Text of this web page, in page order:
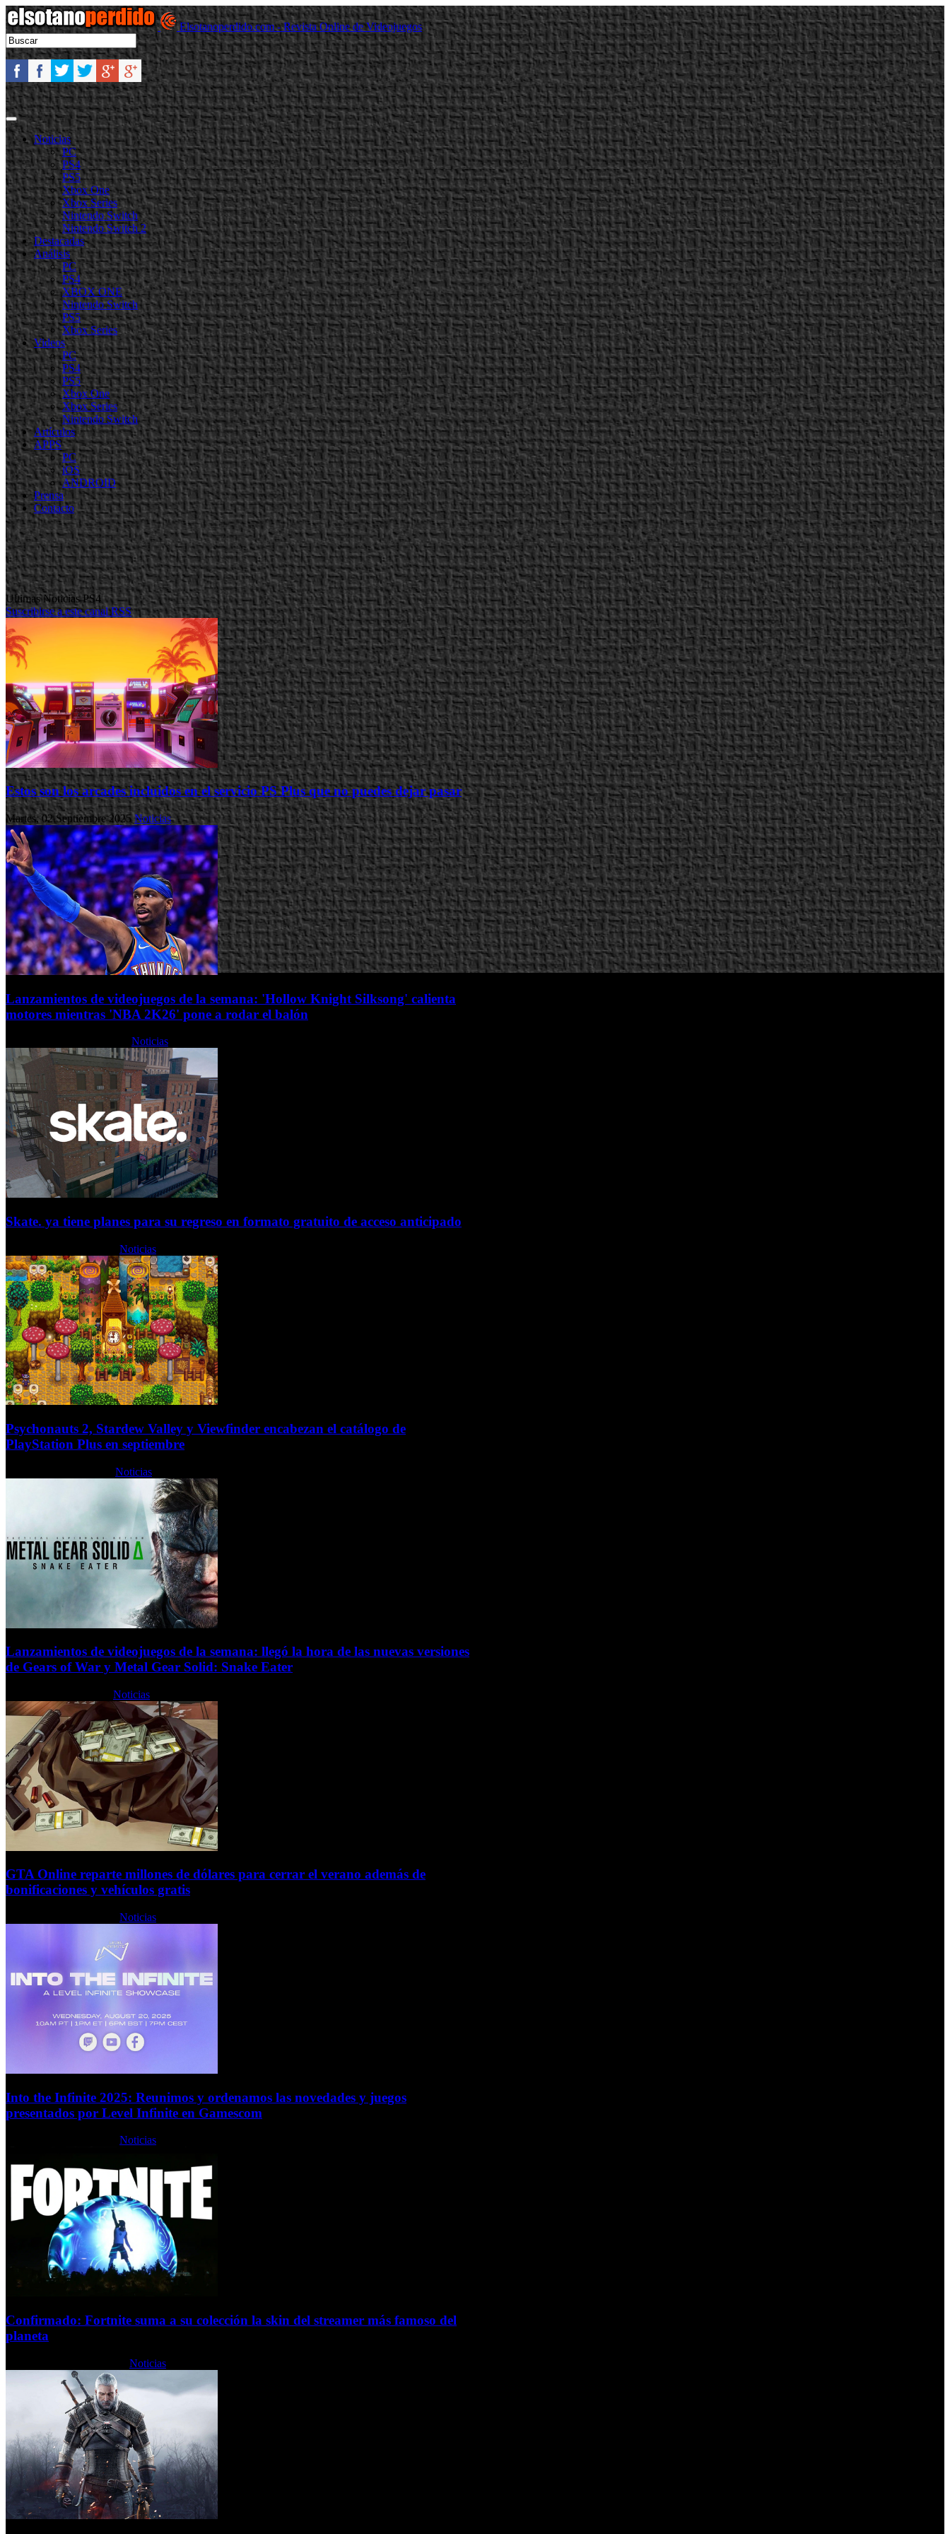
Elsotanoperdido.com - Revista Online de Videojuegos
Noticias
PC
PS4
PS5
Xbox One
Xbox Series
Nintendo Switch
Nintendo Switch 2
Destacadas
Análisis
PC
PS4
XBOX ONE
Nintendo Switch
PS5
Xbox Series
Videos
PC
PS4
PS5
Xbox One
Xbox Series
Nintendo Switch
Artículos
APPS
PC
iOS
ANDROID
Prensa
Contacto
Ultimas Noticias PS4
Suscribirse a este canal RSS
Estos son los arcades incluidos en el servicio PS Plus que no puedes dejar pasar
Martes, 02 Septiembre 2025Noticias
Lanzamientos de videojuegos de la semana: 'Hollow Knight Silksong' calienta
motores mientras 'NBA 2K26' pone a rodar el balón
Noticias
Skate. ya tiene planes para su regreso en formato gratuito de acceso anticipado
Noticias
Psychonauts 2, Stardew Valley y Viewfinder encabezan el catálogo de
PlayStation Plus en septiembre
Noticias
Lanzamientos de videojuegos de la semana: llegó la hora de las nuevas versiones
de Gears of War y Metal Gear Solid: Snake Eater
Noticias
GTA Online reparte millones de dólares para cerrar el verano además de
bonificaciones y vehículos gratis
Noticias
Into the Infinite 2025: Reunimos y ordenamos las novedades y juegos
presentados por Level Infinite en Gamescom
Noticias
Confirmado: Fortnite suma a su colección la skin del streamer más famoso del
planeta
Noticias